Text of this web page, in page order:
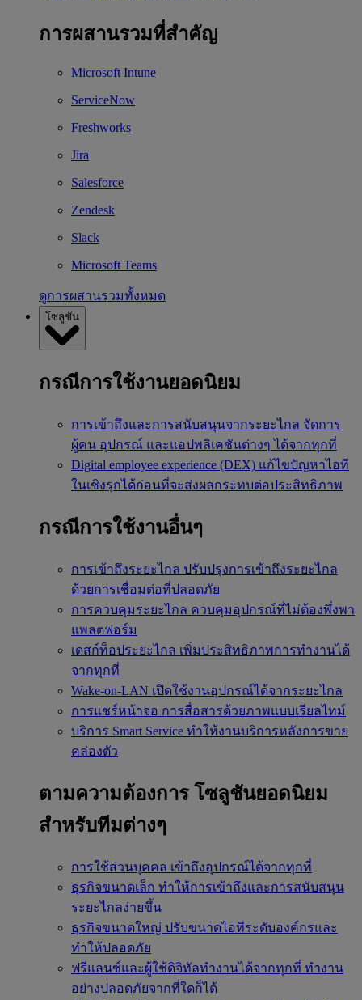
การผสานรวมที่สำคัญ
Microsoft Intune
ServiceNow
Freshworks
Jira
Salesforce
Zendesk
Slack
Microsoft Teams
ดูการผสานรวมทั้งหมด
โซลูชัน
กรณีการใช้งานยอดนิยม
การเข้าถึงและการสนับสนุนจากระยะไกล จัดการ
ผู้คน อุปกรณ์ และแอปพลิเคชันต่างๆ ได้จากทุกที่
Digital employee experience (DEX) แก้ไขปัญหาไอที
ในเชิงรุกได้ก่อนที่จะส่งผลกระทบต่อประสิทธิภาพ
กรณีการใช้งานอื่นๆ
การเข้าถึงระยะไกล ปรับปรุงการเข้าถึงระยะไกล
ด้วยการเชื่อมต่อที่ปลอดภัย
การควบคุมระยะไกล ควบคุมอุปกรณ์ที่ไม่ต้องพึ่งพา
แพลตฟอร์ม
เดสก์ท็อประยะไกล เพิ่มประสิทธิภาพการทำงานได้
จากทุกที่
Wake-on-LAN เปิดใช้งานอุปกรณ์ได้จากระยะไกล
การแชร์หน้าจอ การสื่อสารด้วยภาพแบบเรียลไทม์
บริการ Smart Service ทำให้งานบริการหลังการขาย
คล่องตัว
ตามความต้องการ โซลูชันยอดนิยม
สำหรับทีมต่างๆ
การใช้ส่วนบุคคล เข้าถึงอุปกรณ์ได้จากทุกที่
ธุรกิจขนาดเล็ก ทำให้การเข้าถึงและการสนับสนุน
ระยะไกลง่ายขึ้น
ธุรกิจขนาดใหญ่ ปรับขนาดไอทีระดับองค์กรและ
ทำให้ปลอดภัย
ฟรีแลนซ์และผู้ใช้ดิจิทัลทำงานได้จากทุกที่ ทำงาน
อย่างปลอดภัยจากที่ใดก็ได้